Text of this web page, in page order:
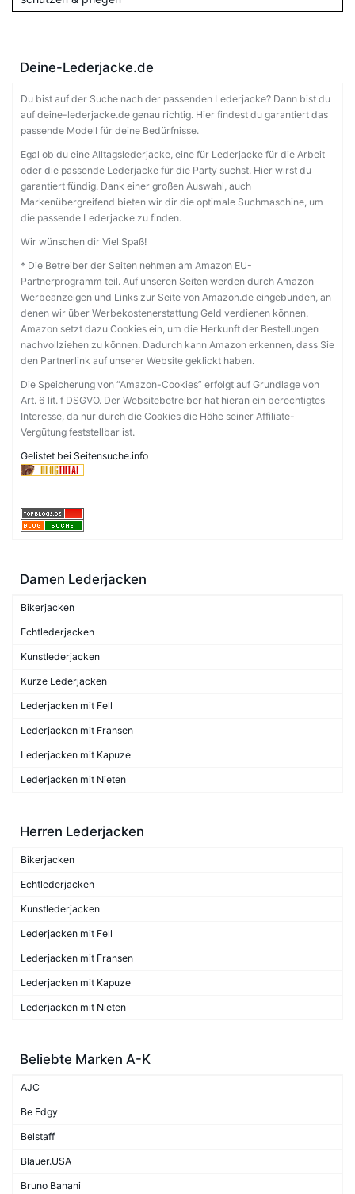
Deine-Lederjacke.de
Du bist auf der Suche nach der passenden Lederjacke? Dann bist du
auf deine-lederjacke.de genau richtig. Hier findest du garantiert das
passende Modell für deine Bedürfnisse.
Egal ob du eine Alltagslederjacke, eine für Lederjacke für die Arbeit
oder die passende Lederjacke für die Party suchst. Hier wirst du
garantiert fündig. Dank einer großen Auswahl, auch
Markenübergreifend bieten wir dir die optimale Suchmaschine, um
die passende Lederjacke zu finden.
Wir wünschen dir Viel Spaß!
* Die Betreiber der Seiten nehmen am Amazon EU-
Partnerprogramm teil. Auf unseren Seiten werden durch Amazon
Werbeanzeigen und Links zur Seite von Amazon.de eingebunden, an
denen wir über Werbekostenerstattung Geld verdienen können.
Amazon setzt dazu Cookies ein, um die Herkunft der Bestellungen
nachvollziehen zu können. Dadurch kann Amazon erkennen, dass Sie
den Partnerlink auf unserer Website geklickt haben.
Die Speicherung von “Amazon-Cookies” erfolgt auf Grundlage von
Art. 6 lit. f DSGVO. Der Websitebetreiber hat hieran ein berechtigtes
Interesse, da nur durch die Cookies die Höhe seiner Affiliate-
Vergütung feststellbar ist.
Gelistet bei Seitensuche.info
Damen Lederjacken
Bikerjacken
Echtlederjacken
Kunstlederjacken
Kurze Lederjacken
Lederjacken mit Fell
Lederjacken mit Fransen
Lederjacken mit Kapuze
Lederjacken mit Nieten
Herren Lederjacken
Bikerjacken
Echtlederjacken
Kunstlederjacken
Lederjacken mit Fell
Lederjacken mit Fransen
Lederjacken mit Kapuze
Lederjacken mit Nieten
Beliebte Marken A-K
AJC
Be Edgy
Belstaff
Blauer.USA
Bruno Banani